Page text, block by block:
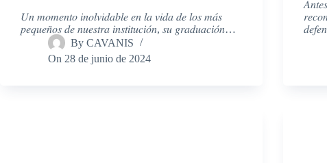
𝑈𝑛 𝑚𝑜𝑚𝑒𝑛𝑡𝑜 𝑖𝑛𝑜𝑙𝑣𝑖𝑑𝑎𝑏𝑙𝑒 𝑒𝑛 𝑙𝑎 𝑣𝑖𝑑𝑎 𝑑𝑒 𝑙𝑜𝑠 𝑚𝑎́𝑠
𝑝𝑒𝑞𝑢𝑒𝑛̃𝑜𝑠 𝑑𝑒 𝑛𝑢𝑒𝑠𝑡𝑟𝑎 𝑖𝑛𝑠𝑡𝑖𝑡𝑢𝑐𝑖𝑜́𝑛, 𝑠𝑢 𝑔𝑟𝑎𝑑𝑢𝑎𝑐𝑖𝑜́𝑛…
By CAVANIS
On 28 de junio de 2024